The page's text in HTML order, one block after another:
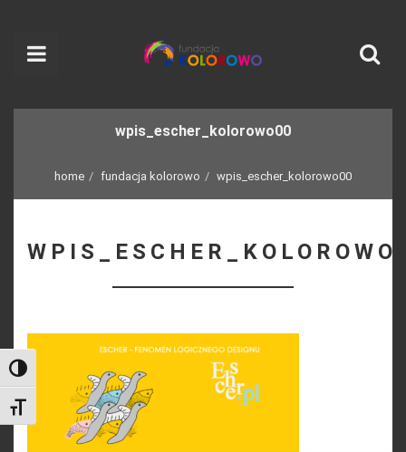
Toggle High Contrast
Toggle Font size
wpis_escher_kolorowo00
home fundacja kolorowo wpis_escher_kolorowo00